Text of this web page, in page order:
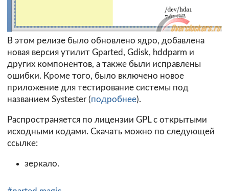
В этом релизе было обновлено ядро, добавлена
новая версия утилит Gparted, Gdisk, hddparm и
других компонентов, а также были исправлены
ошибки. Кроме того, было включено новое
приложение для тестирование системы под
названием Systester (подробнее).
Распространяется по лицензии GPL с открытыми
исходными кодами. Скачать можно по следующей
ссылке:
зеркало.